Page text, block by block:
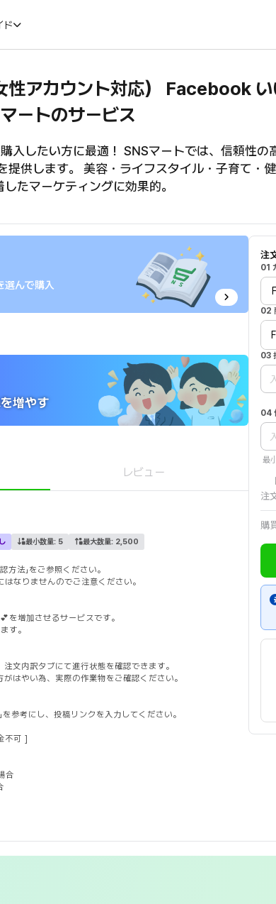
ド
アカウント対応） Facebook い
ートのサービス
したい方に最適！ SNSマートでは、信頼性の
供します。 美容・ライフスタイル・子育て・
たマーケティングに効果的。
するバナー SNSマートのインスタ管理サービスでアカウ
んで購入
増やす
レビュー
最小数量: 5 最大数量: 2,500
方法」をご参照ください。
なりませんのでご注意ください。
を増加させるサービスです。
す。
文内訳タブにて進行状態を確認できます。
はやい為、実際の作業物をご確認ください。
を参考にし、投稿リンクを入力してください。
不可 ]
合
注
01
02
03
04
最
注
購